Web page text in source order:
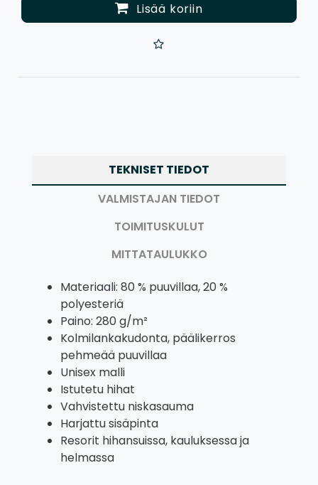
Lisää koriin
TEKNISET TIEDOT
VALMISTAJAN TIEDOT
TOIMITUSKULUT
MITTATAULUKKO
Materiaali: 80 % puuvillaa, 20 %
polyesteriä
Paino: 280 g/m²
Kolmilankakudonta, päälikerros
pehmeää puuvillaa
Unisex malli
Istutetu hihat
Vahvistettu niskasauma
Harjattu sisäpinta
Resorit hihansuissa, kauluksessa ja
helmassa